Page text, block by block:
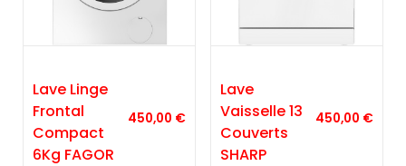
Lave Linge
Frontal
Compact
6Kg FAGOR
450,00 €
Lave
Vaisselle 13
Couverts
SHARP
450,00 €